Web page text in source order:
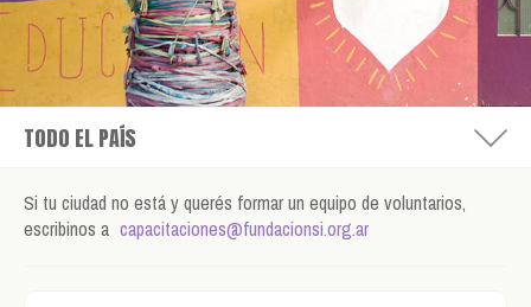
Si tu ciudad no está y querés formar un equipo de voluntarios,
escribinos a capacitaciones@fundacionsi.org.ar